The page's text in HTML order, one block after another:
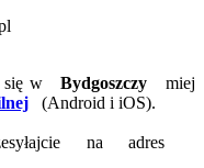
się wBydgoszczy miej
(Android i iOS).
na adres